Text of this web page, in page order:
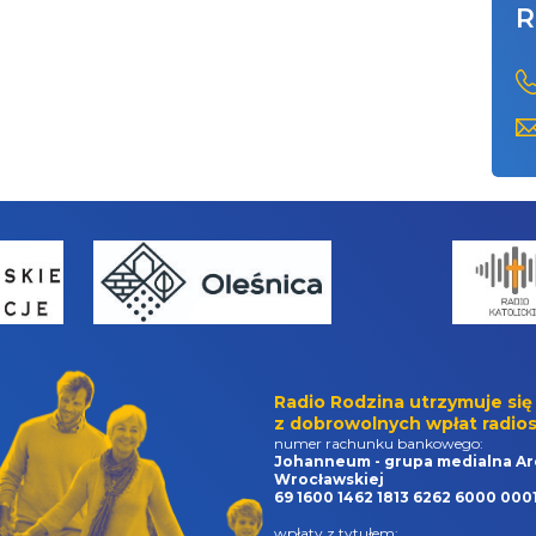
Radio Rodzina utrzymuje się
z dobrowolnych wpłat
numer rachunku bankowego:
Johanneum - grupa medialna
Wrocławskiej
69 1600 1462 1813 6262 6000